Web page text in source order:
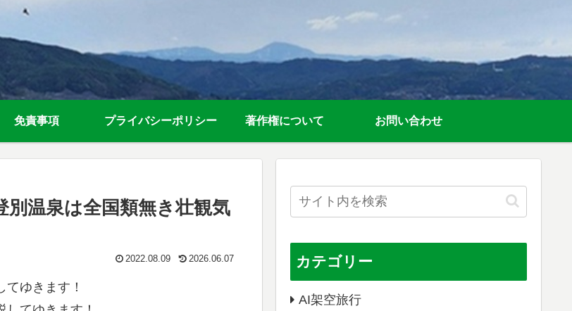
免責事項 プライバシーポリシー 著作権について お問い合わせ
温泉は全国類無き壮観気
2022.08.09 2026.06.07
てゆきます！
カテゴリー
AI架空旅行